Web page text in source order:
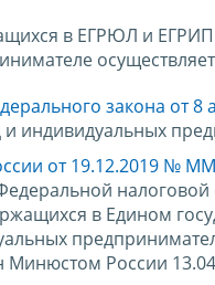
в ЕГРЮЛ и
закона от 8
индивидуальных
от 19.12.2019 №
в Едином
Минюстом России